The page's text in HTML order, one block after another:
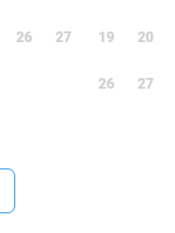
26 27 19 20
26 27